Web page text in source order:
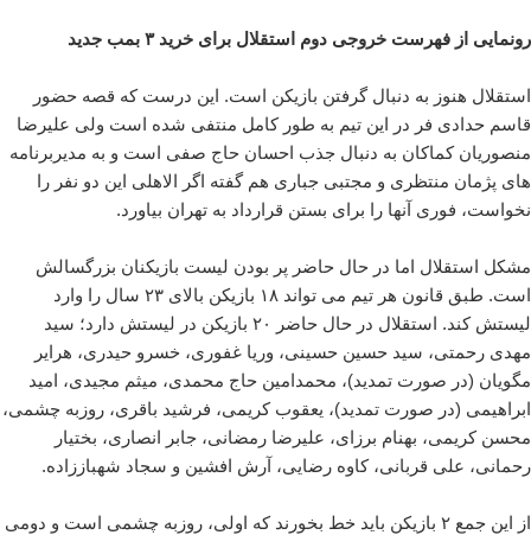
رونمایی از فهرست خروجی دوم استقلال برای خرید ۳ بمب جدید
استقلال هنوز به دنبال گرفتن بازیکن است. این درست که قصه حضور
قاسم حدادی فر در این تیم به طور کامل منتفی شده است ولی علیرضا
منصوریان کماکان به دنبال جذب احسان حاج صفی است و به مدیربرنامه
های پژمان منتظری و مجتبی جباری هم گفته اگر الاهلی این دو نفر را
نخواست، فوری آنها را برای بستن قرارداد به تهران بیاورد.
مشکل استقلال اما در حال حاضر پر بودن لیست بازیکنان بزرگسالش
است. طبق قانون هر تیم می تواند ۱۸ بازیکن بالای ۲۳ سال را وارد
لیستش کند. استقلال در حال حاضر ۲۰ بازیکن در لیستش دارد؛ سید
مهدی رحمتی، سید حسین حسینی، وریا غفوری، خسرو حیدری، هرایر
مگویان (در صورت تمدید)، محمدامین حاج محمدی، میثم مجیدی، امید
ابراهیمی (در صورت تمدید)، یعقوب کریمی، فرشید باقری، روزبه چشمی،
محسن کریمی، بهنام برزای، علیرضا رمضانی، جابر انصاری، بختیار
رحمانی، علی قربانی، کاوه رضایی، آرش افشین و سجاد شهباززاده.
از این جمع ۲ بازیکن باید خط بخورند که اولی، روزبه چشمی است و دومی